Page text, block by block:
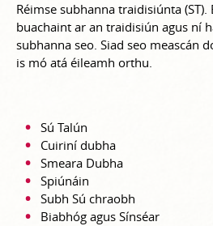
Réimse subhanna traidisiúnta
buachaint ar an traidisiún agus ní
subhanna seo. Siad seo meascán
is mó atá éileamh orthu.
Sú Talún
Cuiriní dubha
Smeara Dubha
Spiúnáin
Subh Sú chraobh
Biabhóg agus Sínséar